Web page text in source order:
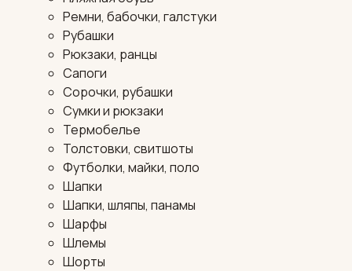
Ремни, бабочки, галстуки
Рубашки
Рюкзаки, ранцы
Сапоги
Сорочки, рубашки
Сумки и рюкзаки
Термобелье
Толстовки, свитшоты
Футболки, майки, поло
Шапки
Шапки, шляпы, панамы
Шарфы
Шлемы
Шорты